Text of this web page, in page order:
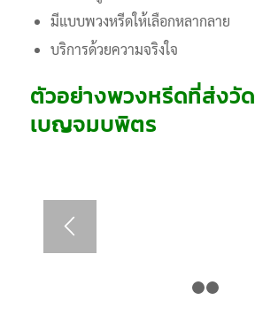
มีแบบพวงหรีดให้เลือกหลากลาย
บริการด้วยความจริงใจ
ตัวอย่างพวงหรีดที่ส่งวัด
เบญจมบพิตร